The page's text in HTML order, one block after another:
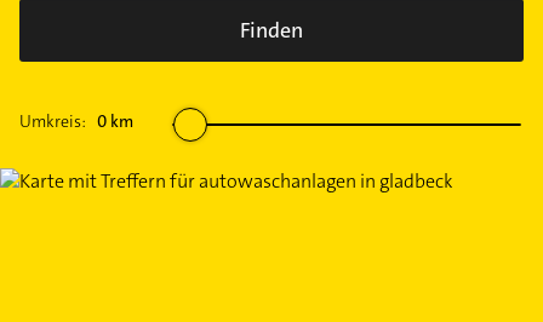
Finden
Umkreis: 0 km